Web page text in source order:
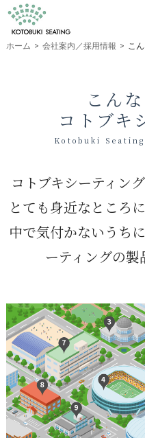
ホーム > 会社案内／採用情報 > こ
こん
コトブキ
Kotobuki
コトブキシーティン
とても身近なところに
中で気付かないうち
ーティングの製